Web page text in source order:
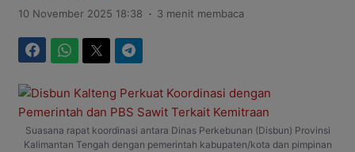
10 November 2025 18:38 . 3 menit membaca
Suasana rapat koordinasi antara Dinas Perkebunan (Disbun) Provinsi
Kalimantan Tengah dengan pemerintah kabupaten/kota dan pimpinan